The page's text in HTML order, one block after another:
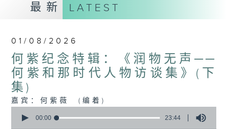
最新 LATEST
01/08/2026
何紫纪念特辑：《润物无声──
何紫和那时代人物访谈集》(下
集)
嘉宾：何紫薇 (编着)
seconds
00:00 23:44